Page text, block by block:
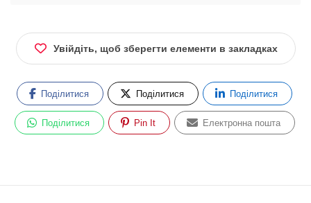
Увійдіть, щоб зберегти елементи в закладках
Поділитися Поділитися Поділитися
Поділитися Pin It Електронна пошта